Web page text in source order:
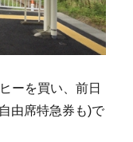
ーを買い、前日
由席特急券も)で